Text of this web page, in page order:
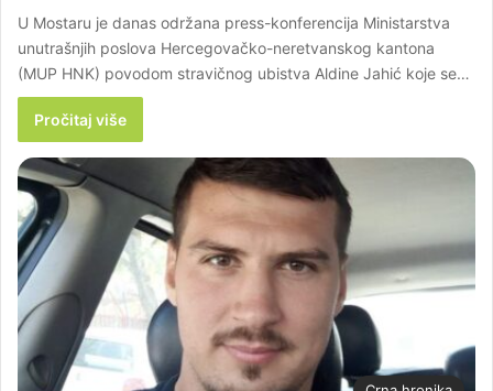
U Mostaru je danas održana press-konferencija Ministarstva
unutrašnjih poslova Hercegovačko-neretvanskog kantona
(MUP HNK) povodom stravičnog ubistva Aldine Jahić koje se…
Pročitaj više